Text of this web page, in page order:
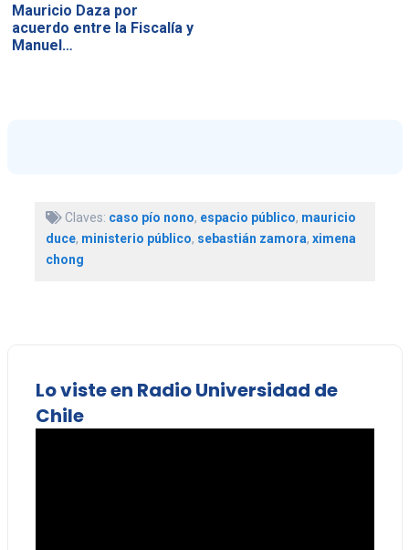
Mauricio Daza por
acuerdo entre la Fiscalía y
Manuel…
Claves: caso pío nono, espacio público, mauricio
duce, ministerio público, sebastián zamora, ximena
chong
Lo viste en Radio Universidad de
Chile